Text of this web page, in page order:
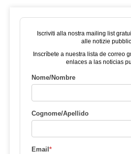
Iscriviti alla nostra mailing list
alle notizie
Inscríbete a nuestra lista de correo
enlaces a las noticias
Nome/Nombre
Cognome/Apellido
Email *